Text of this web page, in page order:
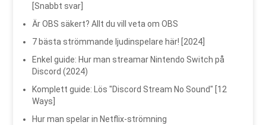
[Snabbt svar]
Är OBS säkert? Allt du vill veta om OBS
7 bästa strömmande ljudinspelare här! [2024]
Enkel guide: Hur man streamar Nintendo Switch på
Discord (2024)
Komplett guide: Lös "Discord Stream No Sound" [12
Ways]
Hur man spelar in Netflix-strömning